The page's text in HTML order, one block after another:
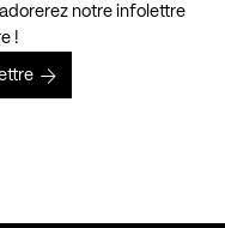
notre infolettre
!